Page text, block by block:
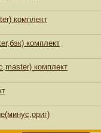
комплект
комплект
комплект